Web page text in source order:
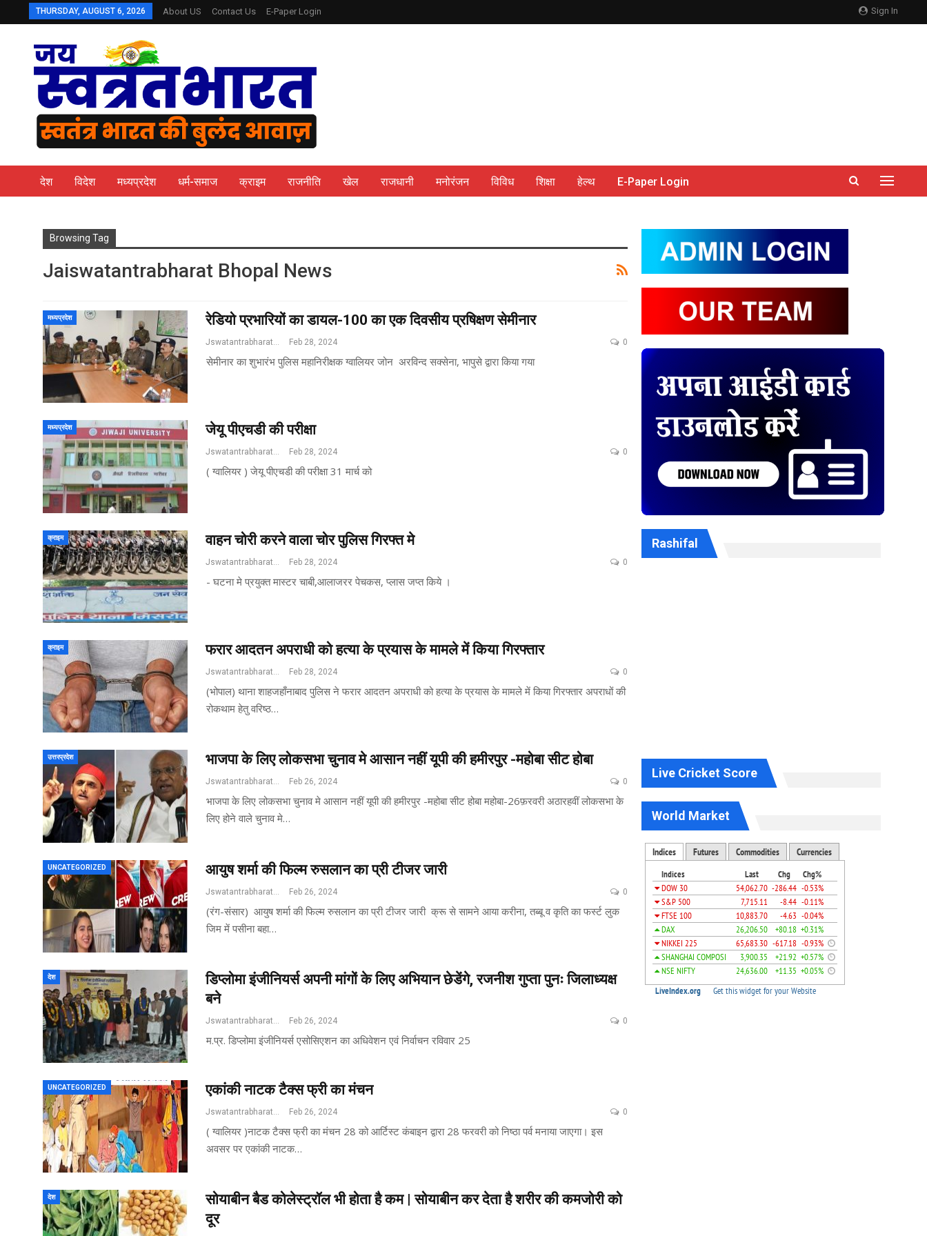
Sign In
THURSDAY, AUGUST 6, 2026 About US Contact Us E-Paper Login
देश विदेश मध्यप्रदेश धर्म-समाज क्राइम राजनीति खेल राजधानी मनोरंजन विविध शिक्षा हेल्थ E-Paper Login
Browsing Tag
Jaiswatantrabharat Bhopal News
मध्यप्रदेश रेडियो प्रभारियों का डायल-100 का एक दिवसीय प्रषिक्षण सेमीनार
Feb 28, 2024 0
सेमीनार का शुभारंभ पुलिस महानिरीक्षक ग्वालियर जोन अरविन्द सक्सेना, भापुसे द्वारा किया गया
मध्यप्रदेश जेयू पीएचडी की परीक्षा
Jswatantrabharat@gmail.com Feb 28, 2024 0
( ग्वालियर ) जेयू पीएचडी की परीक्षा 31 मार्च को
क्राइम वाहन चोरी करने वाला चोर पुलिस गिरफ्त मे
Feb 28, 2024 0
- घटना मे प्रयुक्त मास्टर चाबी,आलाजरर पेचकस, प्लास जप्त किये ।
क्राइम फरार आदतन अपराधी को हत्या के प्रयास के मामले में किया गिरफ्तार
Jswatantrabharat@gmail.com Feb 28, 2024 0
(भोपाल) थाना शाहजहाँनाबाद पुलिस ने फरार आदतन अपराधी को हत्या के प्रयास के मामले में किया गिरफ्तार अपराधों की
रोकथाम हेतु वरिष्ठ…
उत्तरप्रदेश भाजपा के लिए लोकसभा चुनाव मे आसान नहीं यूपी की हमीरपुर -महोबा सीट होबा
Jswatantrabharat@gmail.com Feb 26, 2024 0
भाजपा के लिए लोकसभा चुनाव मे आसान नहीं यूपी की हमीरपुर -महोबा सीट होबा महोबा-26फ़रवरी अठारहवीं लोकसभा के
लिए होने वाले चुनाव मे…
UNCATEGORIZED आयुष शर्मा की फिल्म रुसलान का प्री टीजर जारी
Feb 26, 2024 0
(रंग-संसार) आयुष शर्मा की फिल्म रुसलान का प्री टीजर जारी क्रू से सामने आया करीना, तब्बू व कृति का फर्स्ट लुक
जिम में पसीना बहा…
देश
डिप्लोमा इंजीनियर्स अपनी मांगों के लिए अभियान छेडेंगे, रजनीश गुप्ता पुनः जिलाध्यक्ष
बने
Jswatantrabharat@gmail.com Feb 26, 2024 0
म.प्र. डिप्लोमा इंजीनियर्स एसोसिएशन का अधिवेशन एवं निर्वाचन रविवार 25
UNCATEGORIZED एकांकी नाटक टैक्स फ्री का मंचन
Feb 26, 2024 0
( ग्वालियर )नाटक टैक्स फ्री का मंचन 28 को आर्टिस्ट कंबाइन द्वारा 28 फरवरी को निष्ठा पर्व मनाया जाएगा। इस
अवसर पर एकांकी नाटक…
देश
सोयाबीन बैड कोलेस्ट्रॉल भी होता है कम | सोयाबीन कर देता है शरीर की कमजोरी को
दूर
Rashifal
Live Cricket Score
World Market